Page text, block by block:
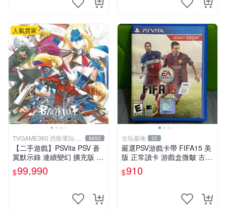
人氣賣家
TVGAME360 恐龍電玩-台
中店
8650
【二手遊戲】PSVita PSV 蒼
翼默示錄 連續變幻 擴充版 亞
洲日文版【台中恐龍電玩】
$99,990
古玩基地 32
嚴選PSV游戲卡帶 FIFA15 美
版 正常讀卡 游戲盒微皺 古典
電玩 Arcade 游玩收藏
$910